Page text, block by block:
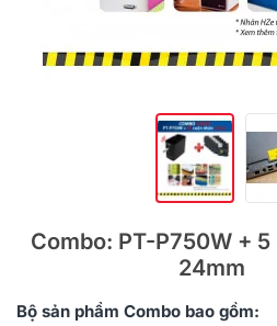
Combo: PT-P750W + 5
24mm
Bộ sản phẩm Combo bao gồm: